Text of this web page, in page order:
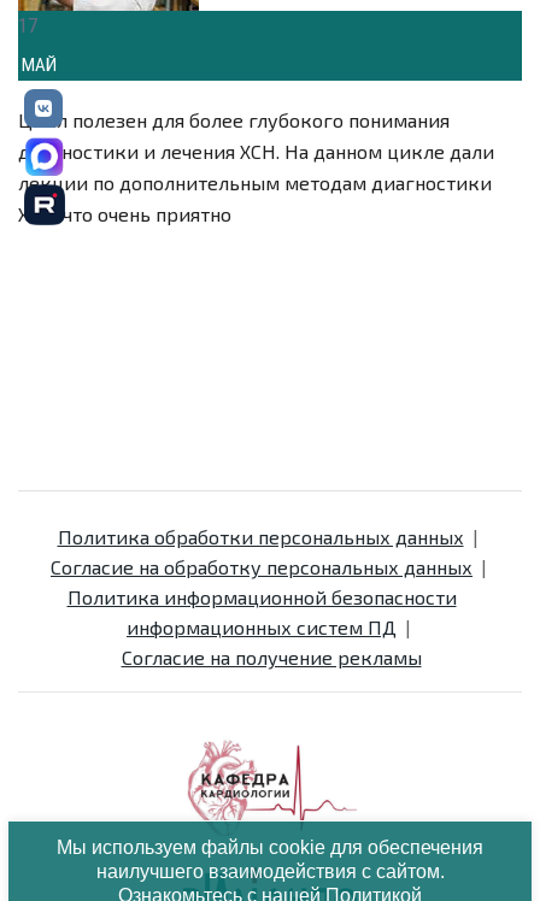
17
МАЙ
Цикл полезен для более глубокого понимания
диагностики и лечения ХСН. На данном цикле дали
лекции по дополнительным методам диагностики
ХСН, что очень приятно
Политика обработки персональных данных
Согласие на обработку персональных данных
Политика информационной безопасности
информационных систем ПД
Согласие на получение рекламы
Мы используем файлы cookie для обеспечения
наилучшего взаимодействия с сайтом.
Ознакомьтесь с нашейПолитикой